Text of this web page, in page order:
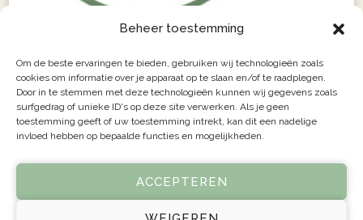
Beheer toestemming
Om de beste ervaringen te bieden, gebruiken wij technologieën zoals
cookies om informatie over je apparaat op te slaan en/of te raadplegen.
Door in te stemmen met deze technologieën kunnen wij gegevens zoals
surfgedrag of unieke ID's op deze site verwerken. Als je geen
toestemming geeft of uw toestemming intrekt, kan dit een nadelige
invloed hebben op bepaalde functies en mogelijkheden.
ACCEPTEREN